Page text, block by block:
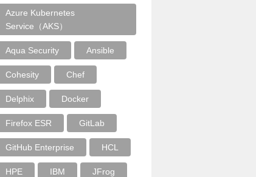
Azure Kubernetes
Service（AKS）
Aqua Security Ansible
Cohesity Chef
Delphix Docker
Firefox ESR GitLab
GitHub Enterprise HCL
HPE IBM JFrog